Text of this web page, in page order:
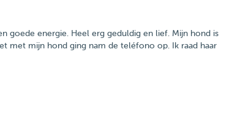
goede energie. Heel erg geduldig en lief. Mijn hond is
met mijn hond ging nam de teléfono op. Ik raad haar